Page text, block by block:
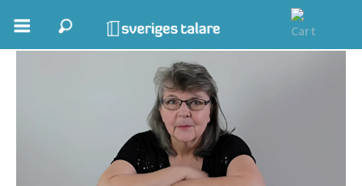
Inspirerande Föreläsare
Jannika Strååt